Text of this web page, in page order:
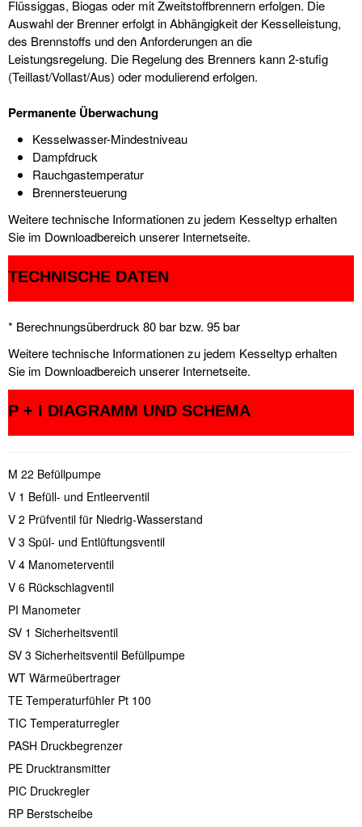
Flüssiggas, Biogas oder mit Zweitstoffbrennern erfolgen. Die
Auswahl der Brenner erfolgt in Abhängigkeit der Kesselleistung,
des Brennstoffs und den Anforderungen an die
Leistungsregelung. Die Regelung des Brenners kann 2-stufig
(Teillast/Vollast/Aus) oder modulierend erfolgen.
Permanente Überwachung
Kesselwasser-Mindestniveau
Dampfdruck
Rauchgastemperatur
Brennersteuerung
Weitere technische Informationen zu jedem Kesseltyp erhalten
Sie im Downloadbereich unserer Internetseite.
TECHNISCHE DATEN
* Berechnungsüberdruck 80 bar bzw. 95 bar
Weitere technische Informationen zu jedem Kesseltyp erhalten
Sie im Downloadbereich unserer Internetseite.
P + I DIAGRAMM UND SCHEMA
M 22 Befüllpumpe
V 1 Befüll- und Entleerventil
V 2 Prüfventil für Niedrig-Wasserstand
V 3 Spül- und Entlüftungsventil
V 4 Manometerventil
V 6 Rückschlagventil
PI Manometer
SV 1 Sicherheitsventil
SV 3 Sicherheitsventil Befüllpumpe
WT Wärmeübertrager
TE Temperaturfühler Pt 100
TIC Temperaturregler
PASH Druckbegrenzer
PE Drucktransmitter
PIC Druckregler
RP Berstscheibe